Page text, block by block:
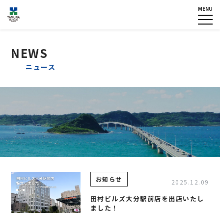
MENU
NEWS
IR情報
TOPICS
反社会的勢力に対する基本方
針
カスタマーハラスメントに対
お問い合わせ
専用請求書
田村ビルズグループ
NEWS
ニュース
お知らせ 2025.12.09
田村ビルズ大分駅前店を出店いたし
ました！